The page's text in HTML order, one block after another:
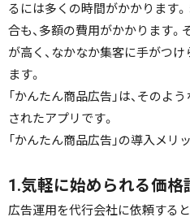
るには多くの時間がかかります
合も、多額の費用がかかります。
が高く、なかなか集客に手がつ
ます。
「かんたん商品広告」は、そのよ
されたアプリです。
「かんたん商品広告」の導入メリ
1.気軽に始められる価格
広告運用を代行会社に依頼する